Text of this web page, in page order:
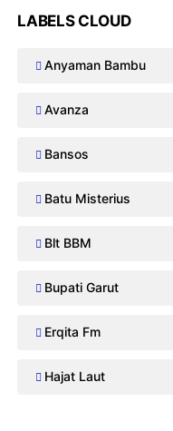
LABELS CLOUD
Anyaman Bambu
Avanza
Bansos
Batu Misterius
Blt BBM
Bupati Garut
Erqita Fm
Hajat Laut